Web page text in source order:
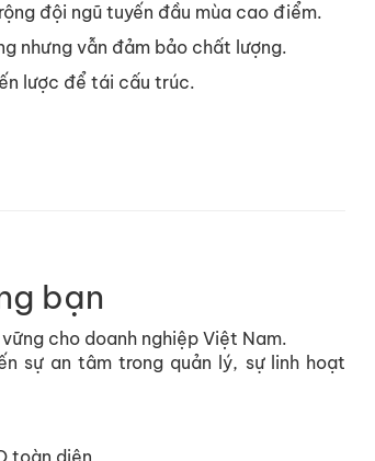
đội ngũ tuyến đầu mùa cao điểm.
nhưng vẫn đảm bảo chất lượng.
lược để tái cấu trúc.
bạn
cho doanh nghiệp Việt Nam.
sự an tâm trong quản lý, sự linh hoạt